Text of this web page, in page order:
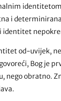
i
identitet
od-uvijek,
Bog je
nego obratno.